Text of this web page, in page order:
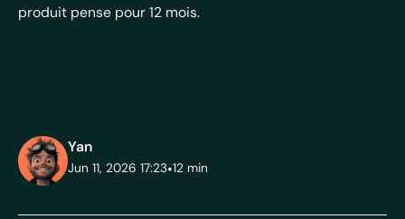
produit pense pour 12 mois.
Yan
Jun 11, 2026 17:23•12min